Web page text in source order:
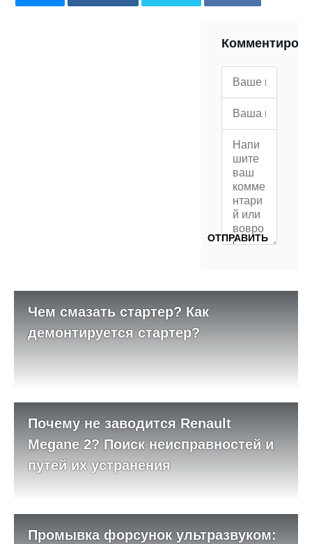
Чем смазать стартер? Как
демонтируется стартер?
Почему не заводится Renault
Megane 2? Поиск неисправностей и
путей их устранения
Промывка форсунок ультразвуком: